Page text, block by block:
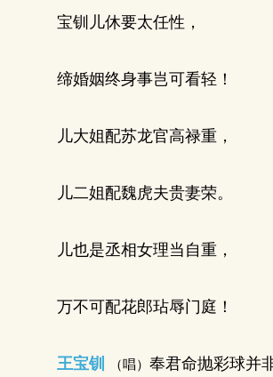
宝钏儿休要太任性，
缔婚姻终身事岂可看轻！
儿大姐配苏龙官高禄重，
儿二姐配魏虎夫贵妻荣。
儿也是丞相女理当自重，
万不可配花郎玷辱门庭！
王宝钏 （唱） 奉君命抛彩球并